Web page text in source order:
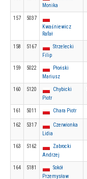
Monika
157
5037
Kwaśniewicz
Rafał
158 5167
Strzelecki
Filip
159 5022
Płoński
Mariusz
160 5120
Chybicki
Piotr
161 5011 Chara Piotr
162 5317
Czerwionka
Lidia
163 5162
Zabrocki
Andrzej
164 5181
Sokół
Przemysław